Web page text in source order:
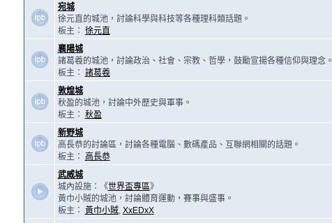
宛城
徐元直的城池，討論科學與科技等各種理科類話題。
板主： 徐元直
襄陽城
諸葛羲的城池，討論政治、社會、宗教、哲學，鼓勵宣揚各種信仰與理念。
板主： 諸葛羲
敦煌城
秋盈的城池，討論中外歷史與軍事。
板主： 秋盈
新野城
高長恭的討論區，討論各種電腦、數碼產品、互聯網相關的話題。
板主：
高長恭
武威城
城內設施：《世界盃專區》
黃巾小賊的城池，討論體育運動，賽事與盛事。
板主： 黃巾小賊, XxEDxX